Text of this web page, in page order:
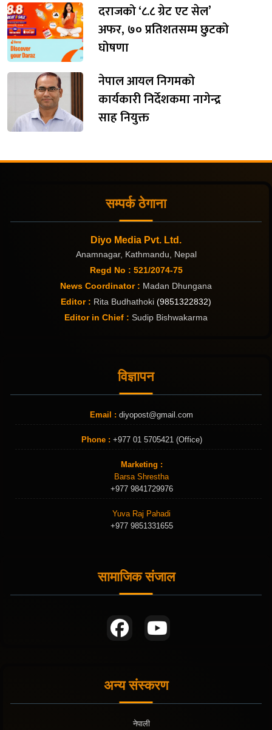
दराजको ‘८.८ ग्रेट एट सेल’
अफर, ७० प्रतिशतसम्म छुटको
घोषणा
नेपाल आयल निगमको
कार्यकारी निर्देशकमा नागेन्द्र
साह नियुक्त
सम्पर्क ठेगाना
Diyo Media Pvt. Ltd.
Anamnagar, Kathmandu, Nepal
Regd No : 521/2074-75
News Coordinator : Madan Dhungana
Editor : Rita Budhathoki (9851322832)
Editor in Chief : Sudip Bishwakarma
विज्ञापन
Email : diyopost@gmail.com
Phone : +977 01 5705421 (Office)
Marketing :
Barsa Shrestha
+977 9841729976
Yuva Raj Pahadi
+977 9851331655
सामाजिक संजाल
अन्य संस्करण
नेपाली